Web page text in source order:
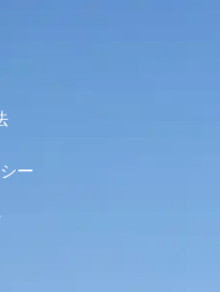
ー